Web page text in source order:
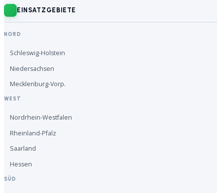
EINSATZGEBIETE
NORD
Schleswig-Holstein
Niedersachsen
Mecklenburg-Vorp.
WEST
Nordrhein-Westfalen
Rheinland-Pfalz
Saarland
Hessen
SÜD